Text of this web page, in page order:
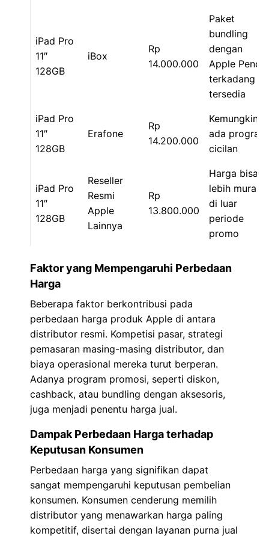
iPad Pro
11″
128GB
iBox
Rp
14.000.000
Paket
bundling
dengan
Apple Pencil
terkadang
tersedia
iPad Pro
11″
128GB
Erafone
Rp
14.200.000
Kemungkinan
ada program
cicilan
iPad Pro
11″
128GB
Reseller
Resmi
Apple
Lainnya
Rp
13.800.000
Harga bisa
lebih murah
di luar
periode
promo
Faktor yang Mempengaruhi Perbedaan
Harga
Beberapa faktor berkontribusi pada
perbedaan harga produk Apple di antara
distributor resmi. Kompetisi pasar, strategi
pemasaran masing-masing distributor, dan
biaya operasional mereka turut berperan.
Adanya program promosi, seperti diskon,
cashback, atau bundling dengan aksesoris,
juga menjadi penentu harga jual.
Dampak Perbedaan Harga terhadap
Keputusan Konsumen
Perbedaan harga yang signifikan dapat
sangat mempengaruhi keputusan pembelian
konsumen. Konsumen cenderung memilih
distributor yang menawarkan harga paling
kompetitif, disertai dengan layanan purna jual